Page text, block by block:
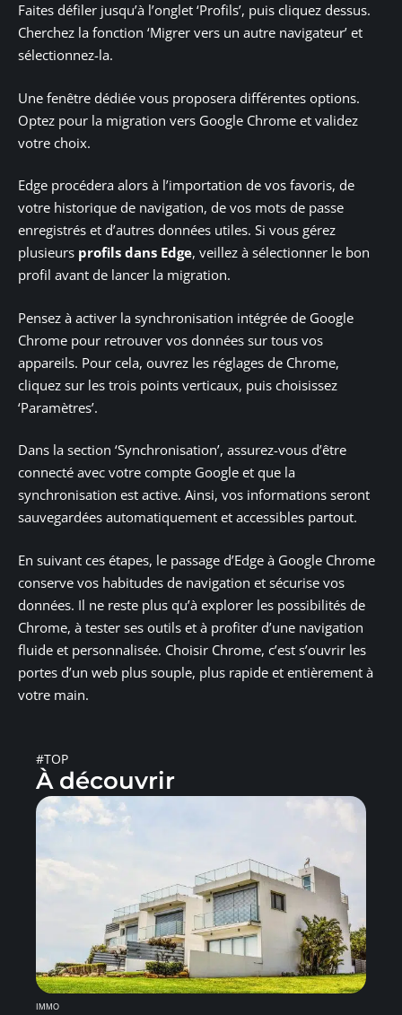
Faites défiler jusqu’à l’onglet ‘Profils’, puis cliquez dessus.
Cherchez la fonction ‘Migrer vers un autre navigateur’ et
sélectionnez-la.
Une fenêtre dédiée vous proposera différentes options.
Optez pour la migration vers Google Chrome et validez
votre choix.
Edge procédera alors à l’importation de vos favoris, de
votre historique de navigation, de vos mots de passe
enregistrés et d’autres données utiles. Si vous gérez
plusieurs profils dans Edge, veillez à sélectionner le bon
profil avant de lancer la migration.
Pensez à activer la synchronisation intégrée de Google
Chrome pour retrouver vos données sur tous vos
appareils. Pour cela, ouvrez les réglages de Chrome,
cliquez sur les trois points verticaux, puis choisissez
‘Paramètres’.
Dans la section ‘Synchronisation’, assurez-vous d’être
connecté avec votre compte Google et que la
synchronisation est active. Ainsi, vos informations seront
sauvegardées automatiquement et accessibles partout.
En suivant ces étapes, le passage d’Edge à Google Chrome
conserve vos habitudes de navigation et sécurise vos
données. Il ne reste plus qu’à explorer les possibilités de
Chrome, à tester ses outils et à profiter d’une navigation
fluide et personnalisée. Choisir Chrome, c’est s’ouvrir les
portes d’un web plus souple, plus rapide et entièrement à
votre main.
#TOP
À découvrir
IMMO